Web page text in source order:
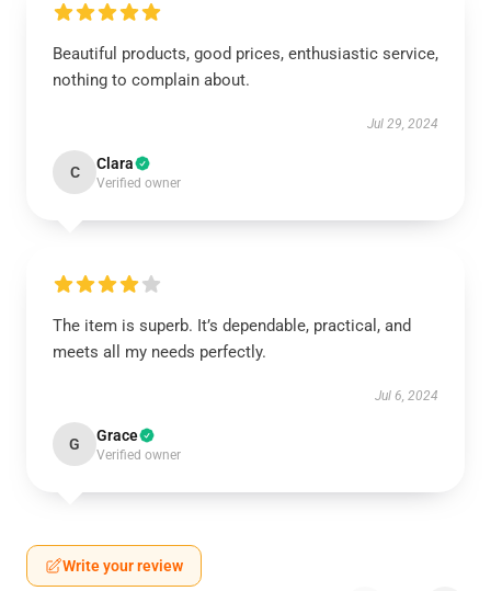
Beautiful products, good prices, enthusiastic service,
nothing to complain about.
Jul 29, 2024
C Clara
Verified owner
The item is superb. It’s dependable, practical, and
meets all my needs perfectly.
Jul 6, 2024
G Grace
Verified owner
Write your review